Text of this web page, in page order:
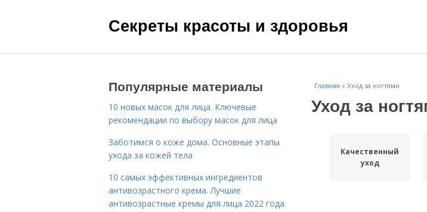
Секреты красоты и здоровья
Главная » Уход за ногтями
Уход за
Качественный
уход
Популярные материалы
10 новых масок для лица. Ключевые
рекомендации по выбору масок для лица
Заботимся о коже дома. Основные этапы
ухода за кожей тела
10 самых эффективных ингредиентов
антивозрастного крема. Лучшие
антивозрастные кремы для лица 2022 года